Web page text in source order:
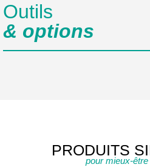
Outils
& options
PRODUITS
pour mieux-